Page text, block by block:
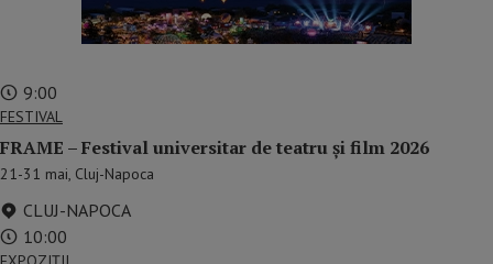
9:00
FESTIVAL
FRAME – Festival universitar de teatru și film 2026
21-31 mai, Cluj-Napoca
CLUJ-NAPOCA
10:00